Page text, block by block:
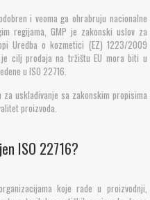
i veoma ga ohrabruju nacionalne
regijama, GMP je zakonski uslov za
Uredba o kozmetici (EZ) 1223/2009
cilj prodaja na tržištu EU mora biti u
u ISO 22716.
za usklađivanje sa zakonskim
i kvalitet proizvoda.
koje rade u proizvodnji,
i veoma ga ohrabruju nacionalne
regijama, GMP je zakonski uslov za
Uredba o kozmetici (EZ) 1223/2009
cilj prodaja na tržištu EU mora biti u
u ISO 22716.
usklađivanje sa zakonskim propisima
proizvoda.
ISO 22716?
koje rade u proizvodnji,